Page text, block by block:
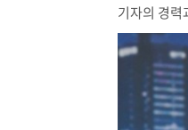
기자의 경력